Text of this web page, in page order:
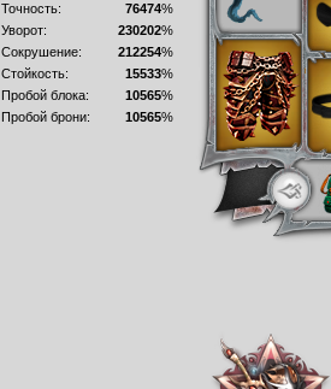
Точность:
76474%
Уворот:
230202%
Сокрушение:
212254%
Стойкость:
15533%
Пробой блока:
10565%
Пробой брони:
10565%